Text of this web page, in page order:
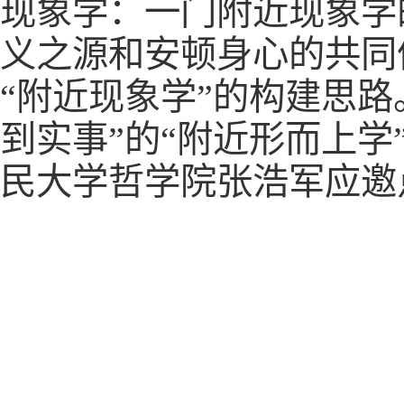
现象学：一门附近现象
义之源和安顿身心的共
“附近现象学”的构建思
到实事”的“附近形而上
民大学哲学院张浩军应